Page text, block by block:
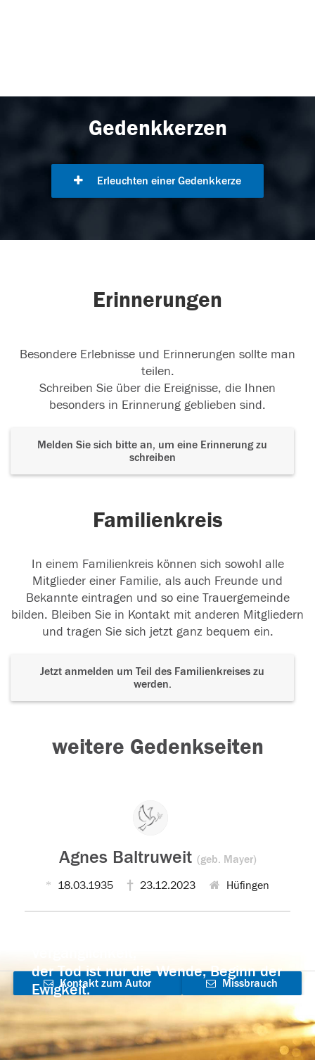
Gedenkkerzen
Erleuchten einer Gedenkkerze
Erinnerungen
Besondere Erlebnisse und Erinnerungen sollte man
teilen.
Schreiben Sie über die Ereignisse, die Ihnen
besonders in Erinnerung geblieben sind.
Melden Sie sich bitte an, um eine Erinnerung zu
schreiben
Familienkreis
In einem Familienkreis können sich sowohl alle
Mitglieder einer Familie, als auch Freunde und
Bekannte eintragen und so eine Trauergemeinde
bilden. Bleiben Sie in Kontakt mit anderen Mitgliedern
und tragen Sie sich jetzt ganz bequem ein.
Jetzt anmelden um Teil des Familienkreises zu
werden.
weitere Gedenkseiten
Agnes Baltruweit (geb. Mayer)
18.03.1935 23.12.2023 Hüfingen
der Tod ist nur die Wende, Beginn der
Ewigkeit.
Kontakt zum Autor
aufnehmen
Missbrauch